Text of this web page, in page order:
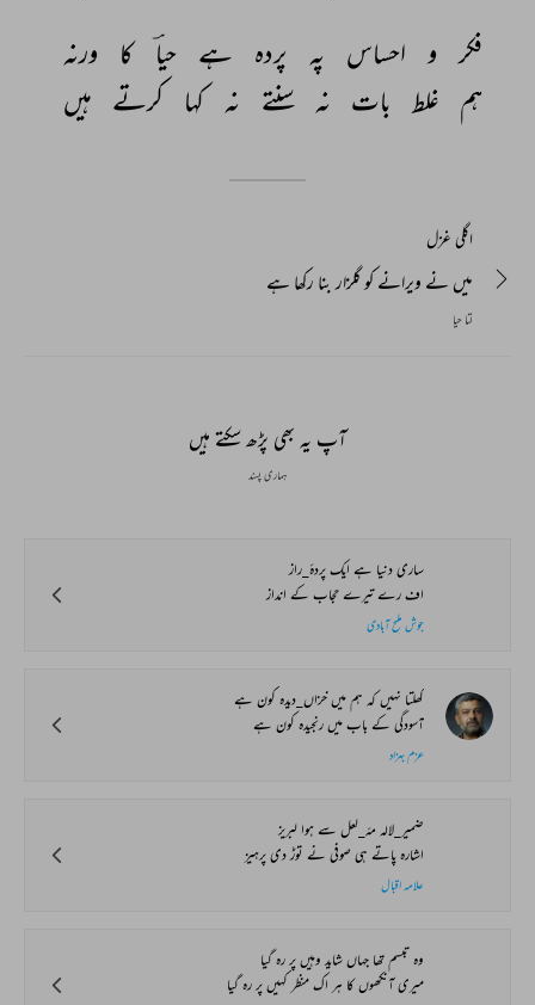
فکر و احساس پہ پردہ ہے حیاؔ کا
ورنہ
ہم غلط بات نہ سنتے نہ کہا کرتے ہیں
اگلی غزل
میں نے ویرانے کو گلزار بنا رکھا ہے
لتا حیا
آپ یہ بھی پڑھ سکتے ہیں
ہماری پسند
ساری دنیا ہے ایک پردۂ_راز
اف رے تیرے حجاب کے انداز
جوش ملیح آبادی
کھلتا نہیں کہ ہم میں خزاں_دیدہ کون ہے
آسودگی کے باب میں رنجیدہ کون ہے
عزم بہزاد
ضمیر_لالہ مۂ_لعل سے ہوا لبریز
اشارہ پاتے ہی صوفی نے توڑ دی پرہیز
علامہ اقبال
وہ تبسم تھا جہاں شاید وہیں پر رہ گیا
میری آنکھوں کا ہر اک منظر کہیں پر رہ گیا